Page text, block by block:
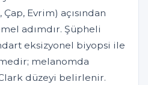
Çap, Evrim) açısından
adımdır. Şüpheli
eksizyonel biyopsi ile
melanomda
düzeyi belirlenir.